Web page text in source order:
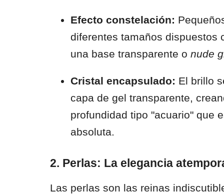
Efecto constelación:
diferentes tamaños dispuestos
una base transparente onude
Cristal encapsulado: El brillo
capa de gel transparente,
profundidad tipo "acuario" que
absoluta.
2. Perlas: La elegancia
Las perlas son las reinas